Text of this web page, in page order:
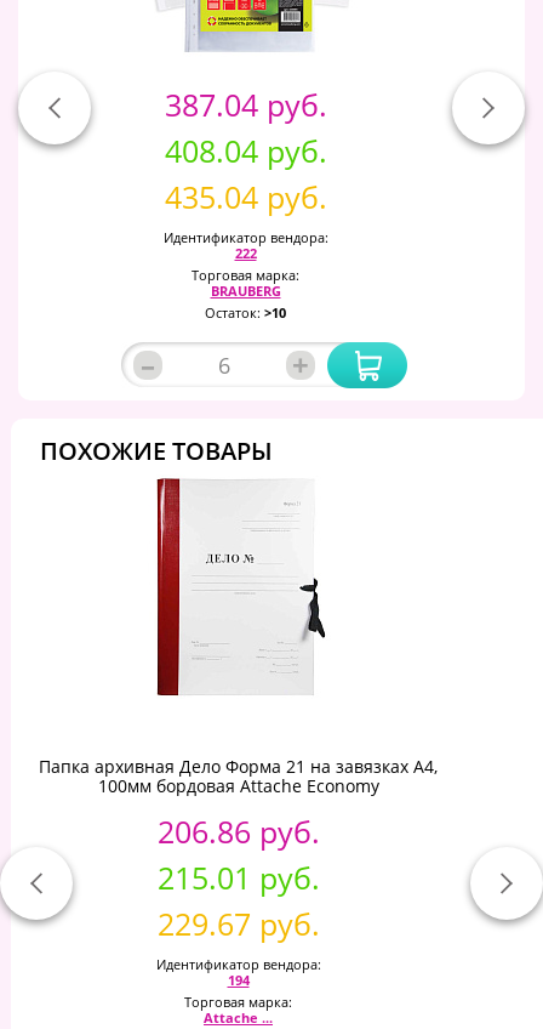
387.04 руб.
408.04 руб.
435.04 руб.
Идентификатор вендора:
222
Торговая марка:
BRAUBERG
Остаток: >10
– +
ПОХОЖИЕ ТОВАРЫ
Папка архивная Дело Форма 21 на завязках А4,
100мм бордовая Attache Economy
206.86 руб.
215.01 руб.
229.67 руб.
Идентификатор вендора:
194
Торговая марка:
Attache ...